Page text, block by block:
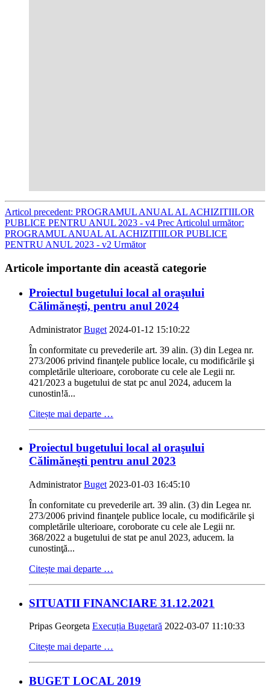
Articol precedent: PROGRAMUL ANUAL AL ACHIZITIILOR
PUBLICE PENTRU ANUL 2023 - v4 PrecArticolul următor:
PROGRAMUL ANUAL AL ACHIZITIILOR PUBLICE
PENTRU ANUL 2023 - v2 Următor
Articole importante din această categorie
Proiectul bugetului local al oraşului
Călimăneşti, pentru anul 2024
AdministratorBuget 2024-01-12 15:10:22
În conformitate cu prevederile art. 39 alin. (3) din Legea nr.
273/2006 privind finanţele publice locale, cu modificările şi
completările ulterioare, coroborate cu cele ale Legii nr.
421/2023 a bugetului de stat pc anul 2024, aducem la
cunostin!ă...
Citește mai departe …
Proiectul bugetului local al oraşului
Călimăneşti pentru anul 2023
AdministratorBuget 2023-01-03 16:45:10
În confornitate cu prevederile art. 39 alin. (3) din Legea nr.
273/2006 privind finanţele publice locale, cu modificările şi
completările ulterioare, coroborate cu cele ale Legii nr.
368/2022 a bugetului de stat pe anul 2023, aducem. la
cunostinţă...
Citește mai departe …
SITUATII FINANCIARE 31.12.2021
Pripas Georgeta Execuția Bugetară 2022-03-07 11:10:33
Citește mai departe …
BUGET LOCAL 2019